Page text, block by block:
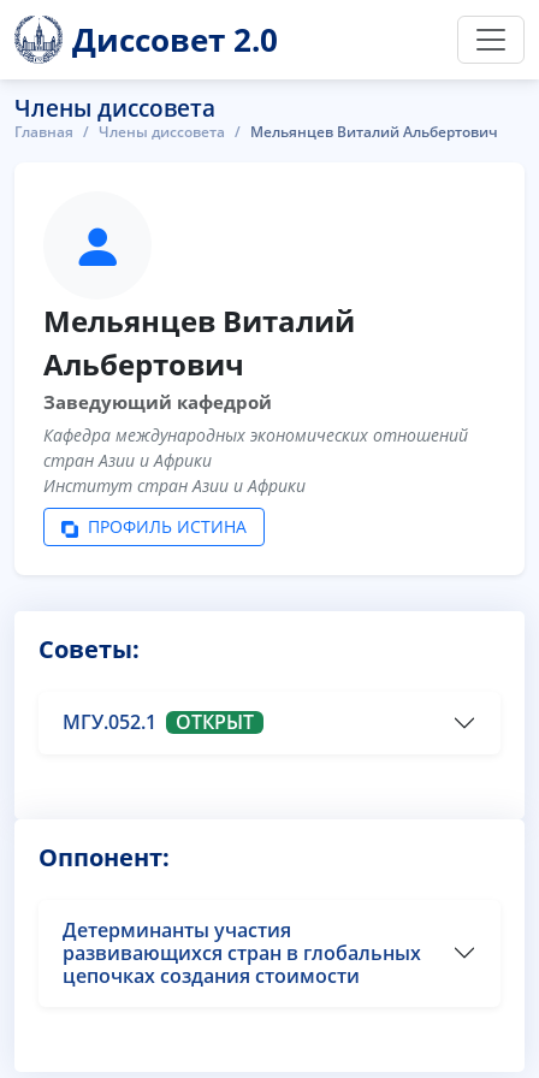
Диссовет 2.0
Члены диссовета
Главная Члены диссовета Мельянцев Виталий Альбертович
Мельянцев Виталий
Альбертович
Заведующий кафедрой
Кафедра международных экономических отношений
стран Азии и Африки
Институт стран Азии и Африки
ПРОФИЛЬ ИСТИНА
Советы:
МГУ.052.1 ОТКРЫТ
Оппонент:
Детерминанты участия
развивающихся стран в глобальных
цепочках создания стоимости